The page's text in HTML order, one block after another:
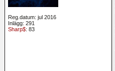
Reg.datum: jul 2016
Inlägg: 291
Sharp$: 83